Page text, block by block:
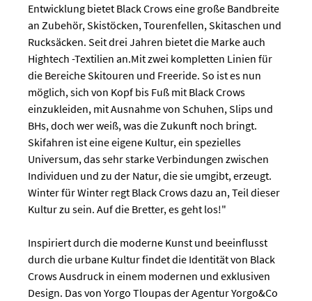
Entwicklung bietet Black Crows eine große Bandbreite
an Zubehör, Skistöcken, Tourenfellen, Skitaschen und
Rucksäcken. Seit drei Jahren bietet die Marke auch
Hightech -Textilien an.Mit zwei kompletten Linien für
die Bereiche Skitouren und Freeride. So ist es nun
möglich, sich von Kopf bis Fuß mit Black Crows
einzukleiden, mit Ausnahme von Schuhen, Slips und
BHs, doch wer weiß, was die Zukunft noch bringt.
Skifahren ist eine eigene Kultur, ein spezielles
Universum, das sehr starke Verbindungen zwischen
Individuen und zu der Natur, die sie umgibt, erzeugt.
Winter für Winter regt Black Crows dazu an, Teil dieser
Kultur zu sein. Auf die Bretter, es geht los!"
Inspiriert durch die moderne Kunst und beeinflusst
durch die urbane Kultur findet die Identität von Black
Crows Ausdruck in einem modernen und exklusiven
Design. Das von Yorgo Tloupas der Agentur Yorgo&Co